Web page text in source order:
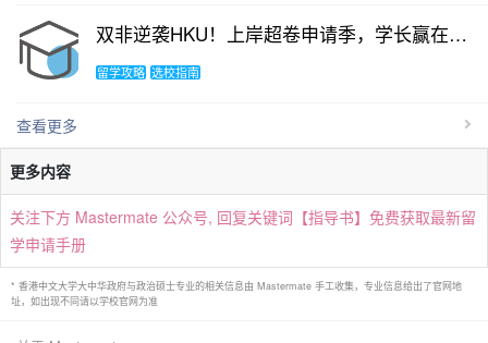
双非逆袭HKU！上岸超卷申请季，学长赢在策略！
留学攻略 选校指南
查看更多
更多内容
关注下方 Mastermate 公众号, 回复关键词【指导书】免费获取最新留
学申请手册
* 香港中文大学大中华政府与政治硕士专业的相关信息由 Mastermate 手工收集，专业信息给出了官网地
址，如出现不同请以学校官网为准